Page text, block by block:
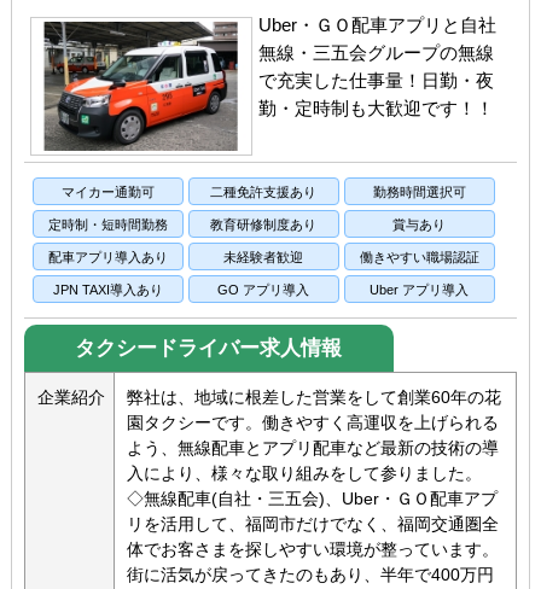
Uber・ＧＯ配車アプリと自社
無線・三五会グループの無線
で充実した仕事量！日勤・夜
勤・定時制も大歓迎です！！
マイカー通勤可 二種免許支援あり 勤務時間選択可
定時制・短時間勤務 教育研修制度あり 賞与あり
配車アプリ導入あり 未経験者歓迎 働きやすい職場認証
JPN TAXI導入あり GO アプリ導入 Uber アプリ導入
タクシードライバー求人情報
企業紹介
弊社は、地域に根差した営業をして創業60年の花
園タクシーです。働きやすく高運収を上げられる
よう、無線配車とアプリ配車など最新の技術の導
入により、様々な取り組みをして参りました。
◇無線配車(自社・三五会)、Uber・ＧＯ配車アプ
リを活用して、福岡市だけでなく、福岡交通圏全
体でお客さまを探しやすい環境が整っています。
街に活気が戻ってきたのもあり、半年で400万円